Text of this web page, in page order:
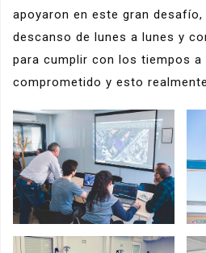
apoyaron en este gran
descanso de lunes a lunes y
para cumplir con los tiempos a
comprometido y esto